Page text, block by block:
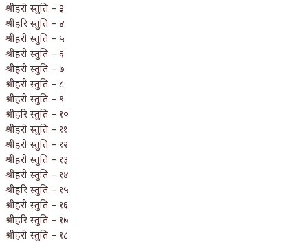
श्रीहरी स्तुति – ३
श्रीहरि स्तुति – ४
श्रीहरी स्तुति – ५
श्रीहरी स्तुति – ६
श्रीहरी स्तुति – ७
श्रीहरी स्तुति – ८
श्रीहरी स्तुति – ९
श्रीहरि स्तुति – १०
श्रीहरी स्तुति – ११
श्रीहरी स्तुति – १२
श्रीहरी स्तुति – १३
श्रीहरी स्तुति – १४
श्रीहरि स्तुति – १५
श्रीहरी स्तुति – १६
श्रीहरि स्तुति – १७
श्रीहरी स्तुति – १८